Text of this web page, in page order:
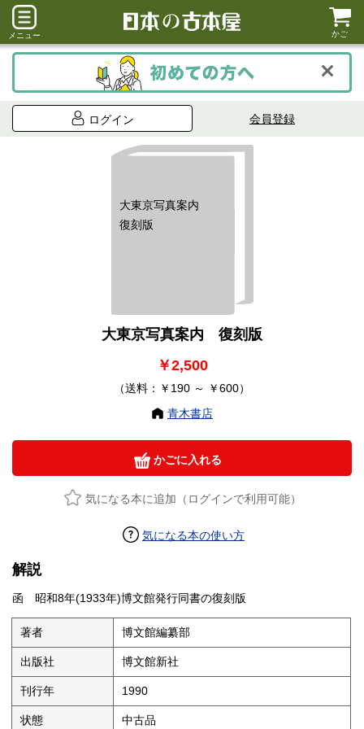
メニュー かご
ログイン 会員登録
大東京写真案内
復刻版
大東京写真案内 復刻版
￥2,500
（送料：￥190 ～ ￥600）
青木書店
かごに入れる
気になる本に追加（ログインで利用可能）
気になる本の使い方
解説
函 昭和8年(1933年)博文館発行同書の復刻版
著者 博文館編纂部
出版社 博文館新社
刊行年 1990
状態 中古品